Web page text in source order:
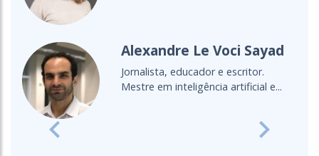
Le Voci Sayad
educador e escritor.
inteligência artificial e...
Cultura
Entenda a
oceano para
Previous Next